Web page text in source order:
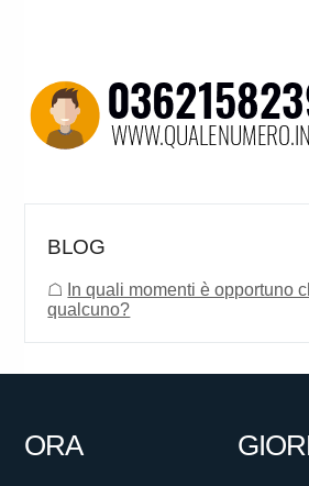
BLOG
☖ In quali momenti è opportuno
qualcuno?
ORA